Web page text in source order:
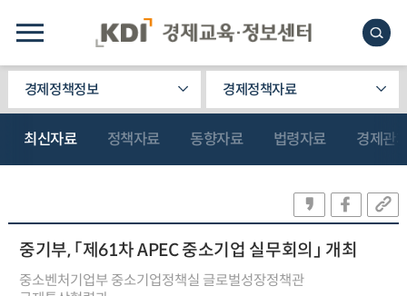
경제정책정보 경제정책자료
최신자료 정책자료 동향자료 법령자료 경제관
중기부, 「제61차 APEC 중소기업 실무회의」 개최
중소벤처기업부 중소기업정책실 글로벌성장정책관